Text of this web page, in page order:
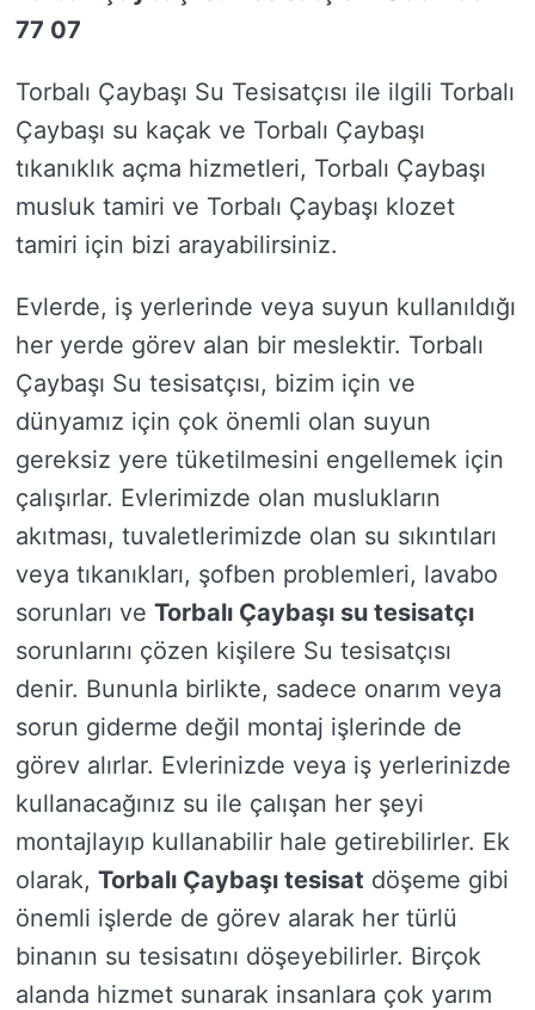
77 07
Torbalı Çaybaşı Su Tesisatçısı ile ilgili Torbalı
Çaybaşı su kaçak ve Torbalı Çaybaşı
tıkanıklık açma hizmetleri, Torbalı Çaybaşı
musluk tamiri ve Torbalı Çaybaşı klozet
tamiri için bizi arayabilirsiniz.
Evlerde, iş yerlerinde veya suyun kullanıldığı
her yerde görev alan bir meslektir. Torbalı
Çaybaşı Su tesisatçısı, bizim için ve
dünyamız için çok önemli olan suyun
gereksiz yere tüketilmesini engellemek için
çalışırlar. Evlerimizde olan muslukların
akıtması, tuvaletlerimizde olan su sıkıntıları
veya tıkanıkları, şofben problemleri, lavabo
sorunları ve Torbalı Çaybaşı su tesisatçı
sorunlarını çözen kişilere Su tesisatçısı
denir. Bununla birlikte, sadece onarım veya
sorun giderme değil montaj işlerinde de
görev alırlar. Evlerinizde veya iş yerlerinizde
kullanacağınız su ile çalışan her şeyi
montajlayıp kullanabilir hale getirebilirler. Ek
olarak, Torbalı Çaybaşı tesisat döşeme gibi
önemli işlerde de görev alarak her türlü
binanın su tesisatını döşeyebilirler. Birçok
alanda hizmet sunarak insanlara çok yarım